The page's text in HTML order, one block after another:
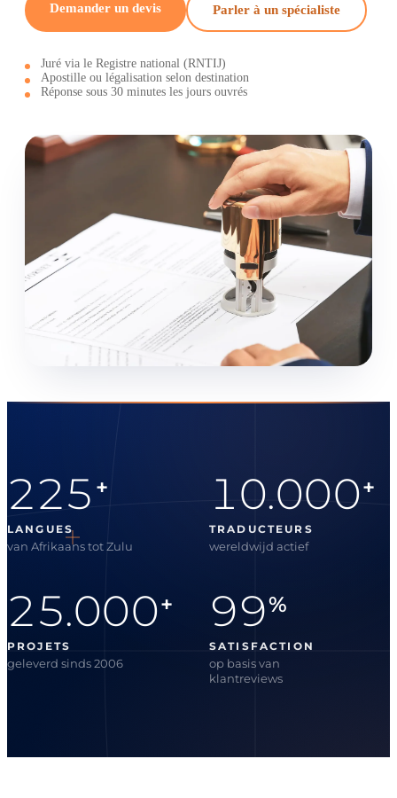
Demander un devis Parler à un spécialiste
Juré via le Registre national (RNTIJ)
Apostille ou légalisation selon destination
Réponse sous 30 minutes les jours ouvrés
225 +
LANGUES
van Afrikaans tot Zulu
10.000+
TRADUCTEURS
wereldwijd actief
25.000+
PROJETS
geleverd sinds 2006
99%
SATISFACTION
op basis van
klantreviews